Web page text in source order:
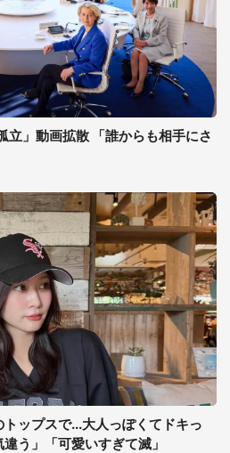
立」動画拡散 「誰からも相手にさ
ップスで...大人っぽくてドキっ
う」「可愛いすぎて滅」